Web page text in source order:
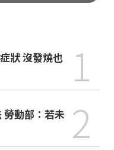
1
動部：若未 2